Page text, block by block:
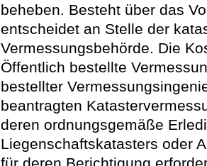
beheben. Besteht über das
entscheidet an Stelle der
Vermessungsbehörde. Die
Öffentlich bestellte
bestellter
beantragten
deren ordnungsgemäße
Liegenschaftskatasters oder